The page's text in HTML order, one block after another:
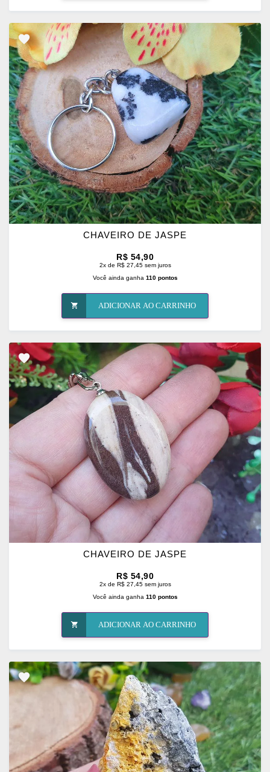
ADICIONAR
OS
FAVORITOS
CHAVEIRO DE JASPE
R$ 54,90
2x de R$ 27,45 sem juros
Você ainda ganha 110 pontos
ADICIONAR AO CARRINHO
ADICIONAR
OS
CHAVEIRO DE JASPE
R$ 54,90
2x de R$ 27,45 sem juros
Você ainda ganha 110 pontos
ADICIONAR AO CARRINHO
ADICIONAR
FAVORITOS